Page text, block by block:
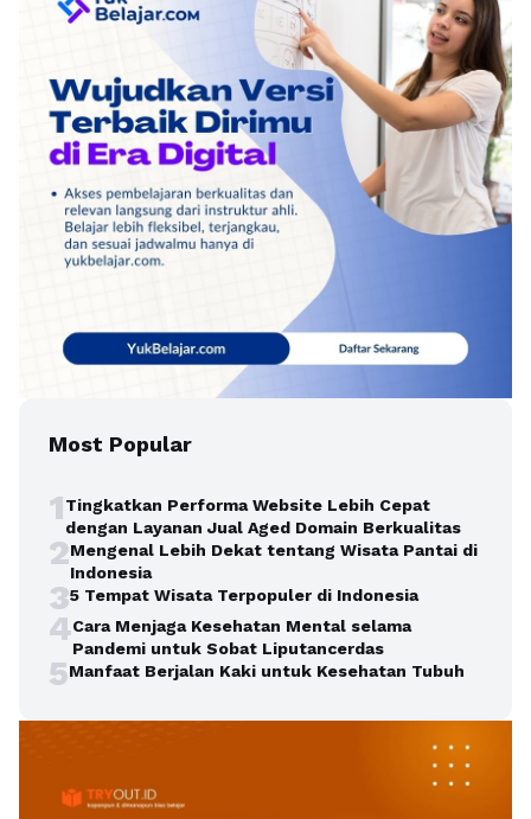
Most Popular
1Tingkatkan Performa Website Lebih Cepat
dengan Layanan Jual Aged Domain Berkualitas
2Mengenal Lebih Dekat tentang Wisata Pantai di
Indonesia
35 Tempat Wisata Terpopuler di Indonesia
4Cara Menjaga Kesehatan Mental selama
Pandemi untuk Sobat Liputancerdas
5Manfaat Berjalan Kaki untuk Kesehatan Tubuh